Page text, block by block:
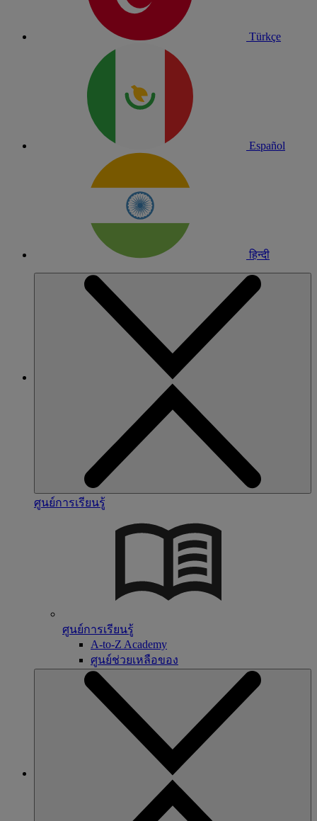
Türkçe
Español
हिन्दी
ศูนย์การเรียนรู้
ศูนย์การเรียนรู้
A-to-Z Academy
ศูนย์ช่วยเหลือของ